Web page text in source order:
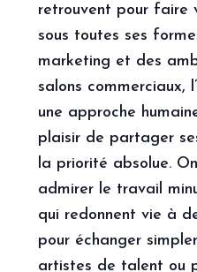
retrouvent pour faire
sous toutes ses
marketing et des
salons commerciaux,
une approche
plaisir de partager
la priorité absolue.
admirer le travail
qui redonnent vie à
pour échanger
artistes de talent ou